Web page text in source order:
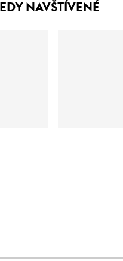
NAVŠTÍVENÉ